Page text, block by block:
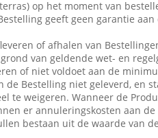
op het moment van
geeft geen garantie
of afhalen van
van geldende wet- en
of niet voldoet aan de
Bestelling niet geleverd, en
te weigeren. Wanneer de
er annuleringskosten aan
bestaan uit de waarde van